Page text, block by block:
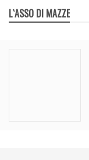
L`ASSO DI MAZZE